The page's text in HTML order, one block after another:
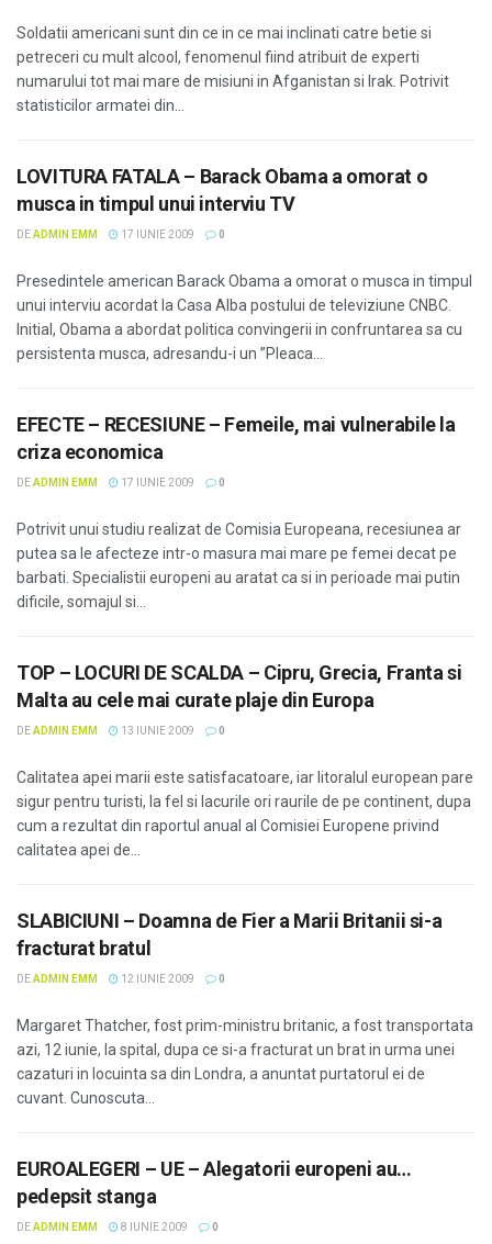
Soldatii americani sunt din ce in ce mai inclinati catre betie si
petreceri cu mult alcool, fenomenul fiind atribuit de experti
numarului tot mai mare de misiuni in Afganistan si Irak. Potrivit
statisticilor armatei din...
LOVITURA FATALA – Barack Obama a omorat o
musca in timpul unui interviu TV
DEADMIN EMM 17 IUNIE 2009 0
Presedintele american Barack Obama a omorat o musca in timpul
unui interviu acordat la Casa Alba postului de televiziune CNBC.
Initial, Obama a abordat politica convingerii in confruntarea sa cu
persistenta musca, adresandu-i un ”Pleaca...
EFECTE – RECESIUNE – Femeile, mai vulnerabile la
criza economica
DEADMIN EMM 17 IUNIE 2009 0
Potrivit unui studiu realizat de Comisia Europeana, recesiunea ar
putea sa le afecteze intr-o masura mai mare pe femei decat pe
barbati. Specialistii europeni au aratat ca si in perioade mai putin
dificile, somajul si...
TOP – LOCURI DE SCALDA – Cipru, Grecia, Franta si
Malta au cele mai curate plaje din Europa
DEADMIN EMM 13 IUNIE 2009 0
Calitatea apei marii este satisfacatoare, iar litoralul european pare
sigur pentru turisti, la fel si lacurile ori raurile de pe continent, dupa
cum a rezultat din raportul anual al Comisiei Europene privind
calitatea apei de...
SLABICIUNI – Doamna de Fier a Marii Britanii si-a
fracturat bratul
DEADMIN EMM 12 IUNIE 2009 0
Margaret Thatcher, fost prim-ministru britanic, a fost transportata
azi, 12 iunie, la spital, dupa ce si-a fracturat un brat in urma unei
cazaturi in locuinta sa din Londra, a anuntat purtatorul ei de
cuvant. Cunoscuta...
EUROALEGERI – UE – Alegatorii europeni au…
pedepsit stanga
DEADMIN EMM 8 IUNIE 2009 0